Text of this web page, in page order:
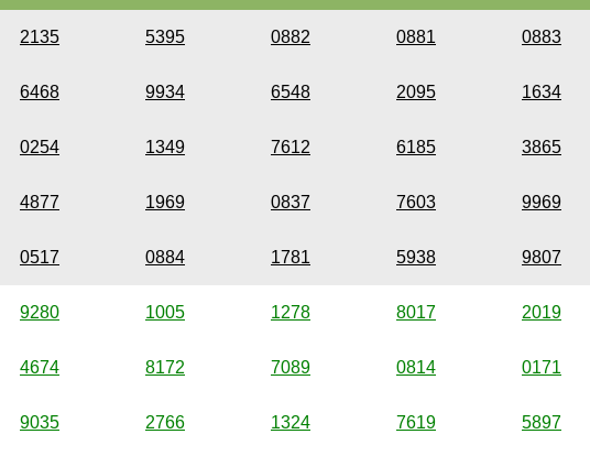
2135 5395 0882 0881 0883
6468 9934 6548 2095 1634
0254 1349 7612 6185 3865
4877 1969 0837 7603 9969
0517 0884 1781 5938 9807
9280 1005 1278 8017 2019
4674 8172 7089 0814 0171
9035 2766 1324 7619 5897